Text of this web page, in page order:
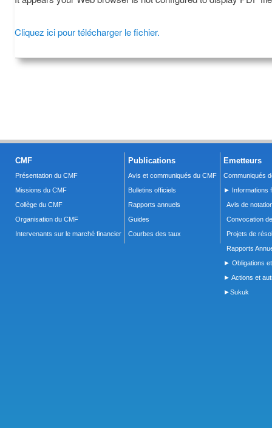
Cliquez ici pour télécharger le fichier.
CMF
Présentation du CMF
Missions du CMF
Collège du CMF
Organisation du CMF
Intervenants sur le marché financier
Publications
Avis et communiqués du CMF
Bulletins officiels
Rapports annuels
Guides
Courbes des taux
Emetteurs
Communiqués
► Informations
Avis de
Convocation
Projets de
Rapports
► Obligations
► Actions et
►Sukuk